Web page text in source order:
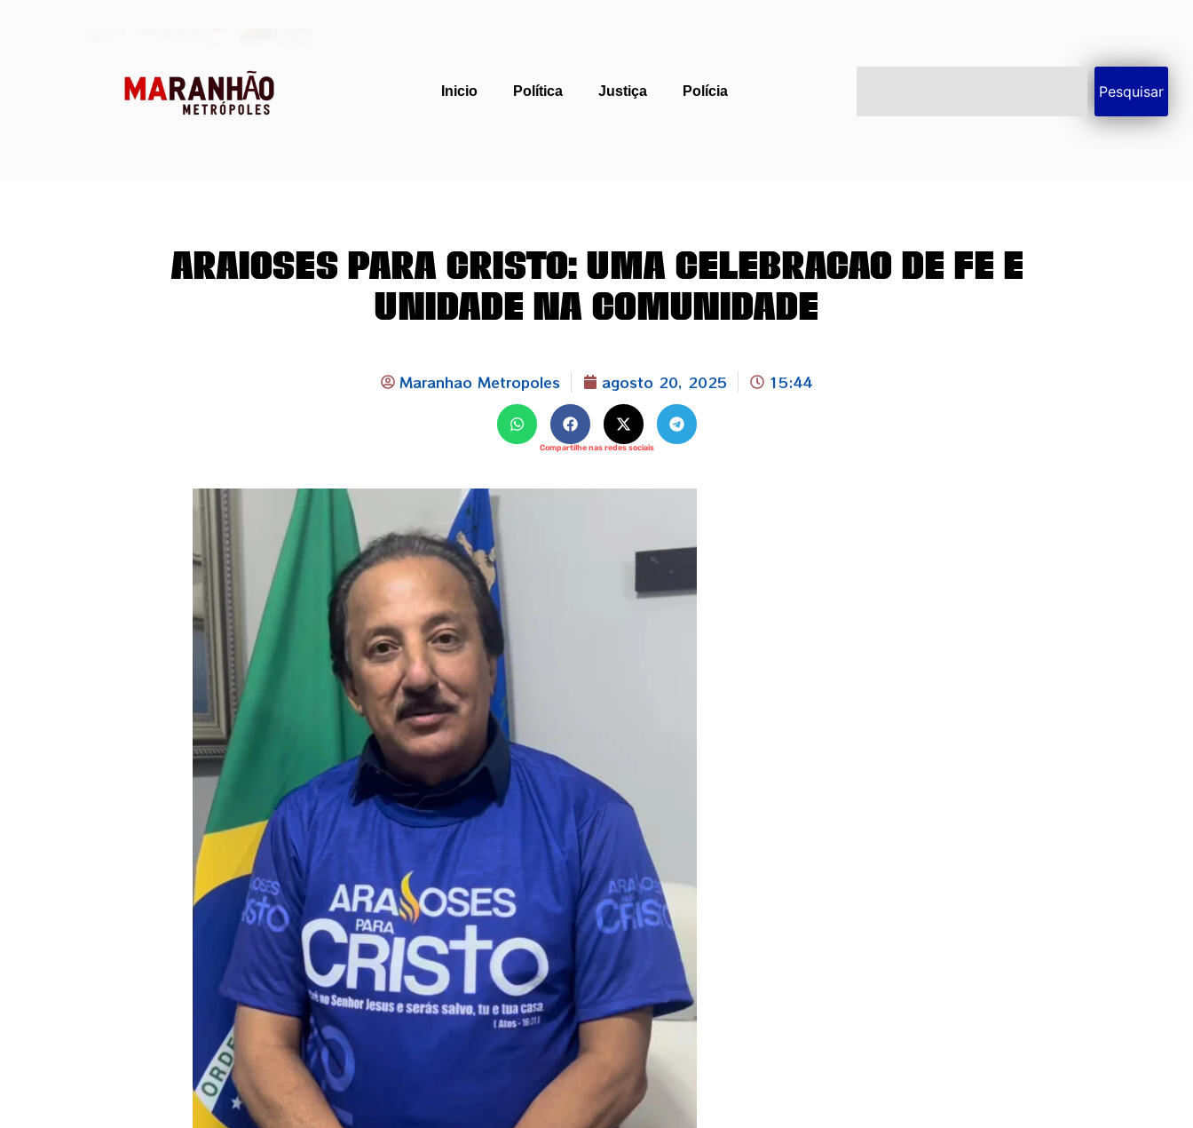
Inicio Política Justiça Polícia Pesquisar
Araioses para Cristo: Uma Celebração de Fé e
Unidade na Comunidade
Maranhao Metropoles agosto 20, 2025 15:44
Compartilhe nas redes sociais